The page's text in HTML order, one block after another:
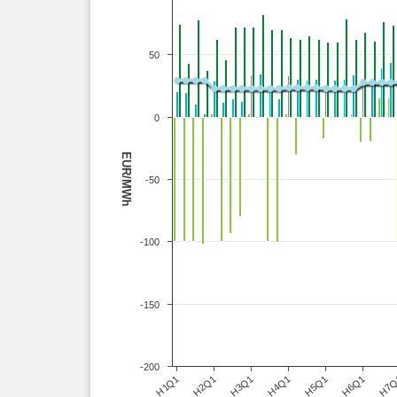
EUR/MWh
H1Q1 H2Q1 H3Q1 H4Q1 H5Q1 H6Q1
-200
-150
-100
-50
0
50